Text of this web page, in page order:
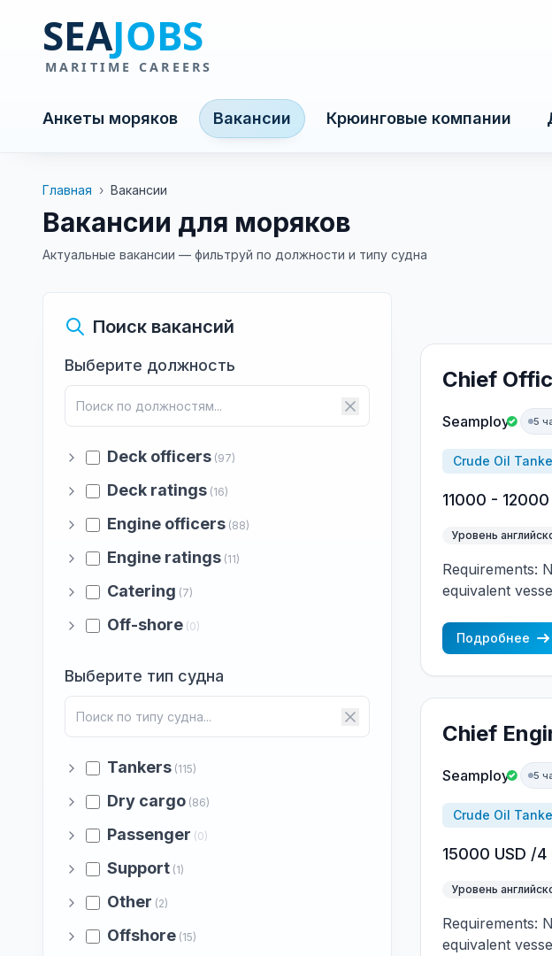
Анкеты моряков Вакансии Крюинговые компании
Главная › Вакансии
Вакансии для моряков
Актуальные вакансии — фильтруй по должности и типу судна
Поиск вакансий
Выберите должность
Deck officers (97)
Deck ratings (16)
Engine officers (88)
Engine ratings (11)
Catering (7)
Off-shore (0)
Выберите тип судна
Tankers (115)
Dry cargo (86)
Passenger (0)
Support (1)
Other (2)
Offshore (15)
Chief
Seamploy 5
Crude Oil
11000 -
Уровень
Requirements:
equivalent
Подробнее
Chief
Seamploy 5
Crude Oil
15000 USD /
Уровень
Requirements:
equivalent